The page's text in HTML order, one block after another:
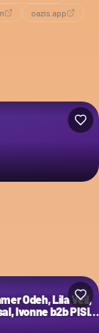
oazis.app
Odeh, Lila Veil,
Ivonne b2b PISI,